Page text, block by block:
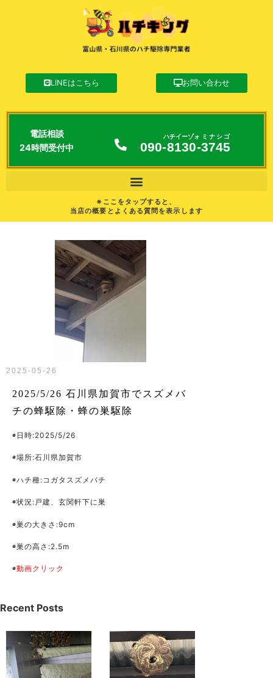
LINEはこちら お問い合わせ
電話相談
24時間受付中
090-8130
ハチイーゾォ
-3745
ミナシゴ
※ここをタップすると、
当店の概要とよくある質問を表示します
2025-05-26
2025/5/26 石川県加賀市でスズメバ
チの蜂駆除・蜂の巣駆除
◉日時:2025/5/26
◉場所:石川県加賀市
◉ハチ種:コガタスズメバチ
◉状況:戸建、玄関軒下に巣
◉巣の大きさ:9cm
◉巣の高さ:2.5m
◉動画クリック
Recent Posts